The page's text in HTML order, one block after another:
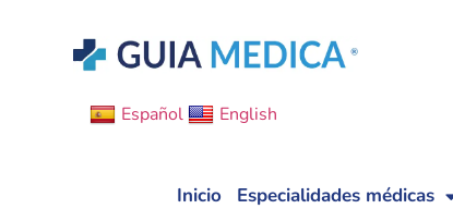
Español English
Inicio Especialidades médicas